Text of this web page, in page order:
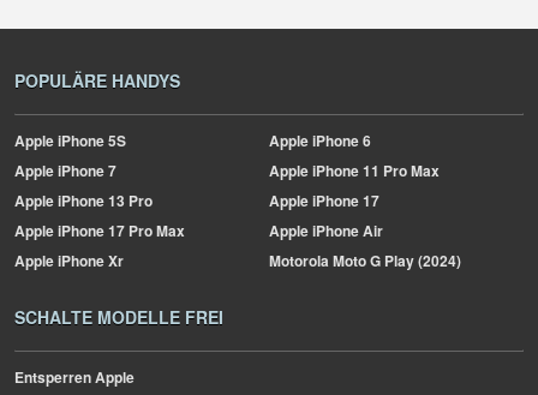
POPULÄRE HANDYS
AppleiPhone 5S AppleiPhone 6
AppleiPhone 7 AppleiPhone 11 Pro Max
AppleiPhone 13 Pro AppleiPhone 17
AppleiPhone 17 Pro Max AppleiPhone Air
AppleiPhone Xr MotorolaMoto G Play (2024)
SCHALTE MODELLE FREI
Entsperren Apple